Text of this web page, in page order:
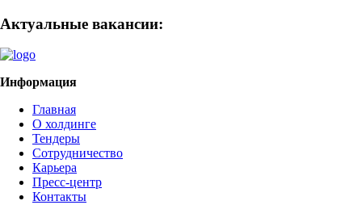
Актуальные вакансии:
Информация
Главная
О холдинге
Тендеры
Сотрудничество
Карьера
Пресс-центр
Контакты